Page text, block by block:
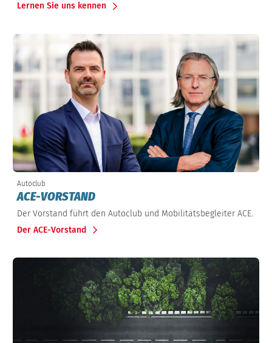
Lernen Sie uns kennen
Autoclub
ACE-VORSTAND
Der Vorstand führt den Autoclub und Mobilitätsbegleiter ACE.
Der ACE-Vorstand